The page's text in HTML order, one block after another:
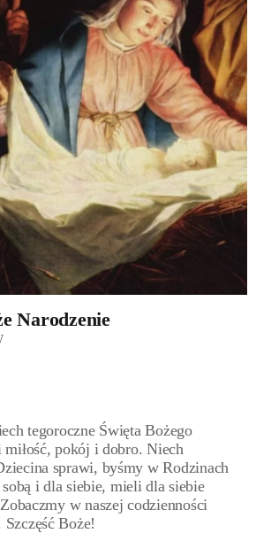
Narodzenie
tegoroczne Święta Bożego
miłość, pokój i dobro. Niech
sprawi, byśmy w Rodzinach
i dla siebie, mieli dla siebie
w naszej codzienności
Szczęść Boże!